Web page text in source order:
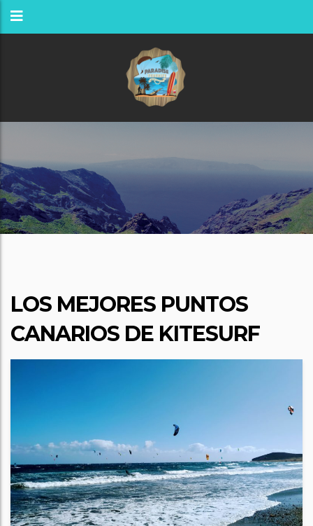
LOS MEJORES PUNTOS
CANARIOS DE KITESURF